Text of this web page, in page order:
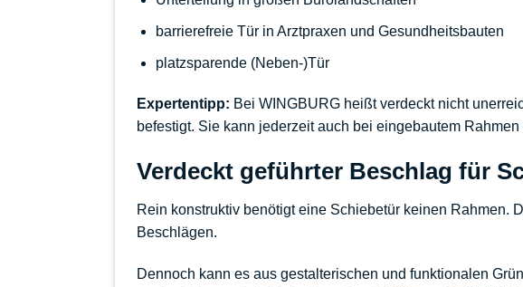
barrierefreie Tür in Arztpraxen und Gesundheitsbauten
platzsparende (Neben-)Tür
Expertentipp: Bei WINGBURG heißt verdeckt nicht
befestigt. Sie kann jederzeit auch bei eingebautem
Verdeckt geführter Beschlag für
Rein konstruktiv benötigt eine Schiebetür keinen Rahmen.
Beschlägen.
Dennoch kann es aus gestalterischen und funktionalen